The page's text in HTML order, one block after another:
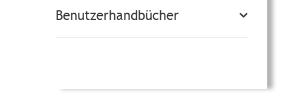
Benutzerhandbücher